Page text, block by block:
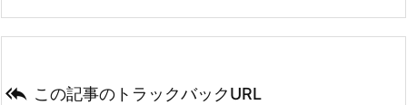
 この記事のトラックバックURL